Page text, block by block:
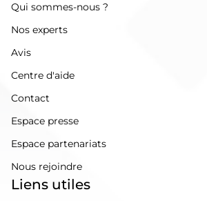
Qui sommes-nous ?
Nos experts
Avis
Centre d'aide
Contact
Espace presse
Espace partenariats
Nous rejoindre
Liens utiles